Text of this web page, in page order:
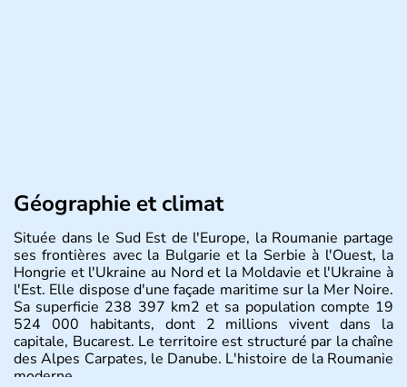
Géographie et climat
Située dans le Sud Est de l'Europe, la Roumanie partage
ses frontières avec la Bulgarie et la Serbie à l'Ouest, la
Hongrie et l'Ukraine au Nord et la Moldavie et l'Ukraine à
l'Est. Elle dispose d'une façade maritime sur la Mer Noire.
Sa superficie 238 397 km2 et sa population compte 19
524 000 habitants, dont 2 millions vivent dans la
capitale, Bucarest. Le territoire est structuré par la chaîne
des Alpes Carpates, le Danube. L'histoire de la Roumanie
moderne.